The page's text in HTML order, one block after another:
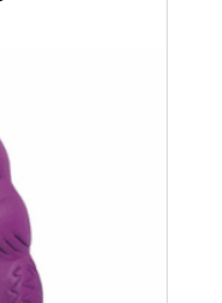
être
choisies
sur
la
page
du